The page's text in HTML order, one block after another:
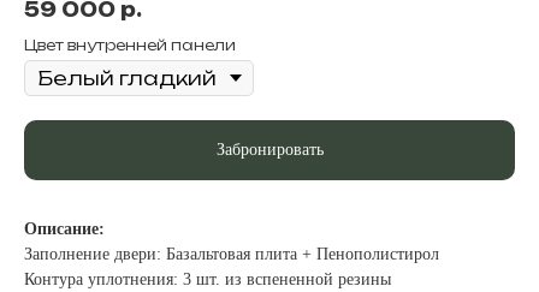
59 000 р.
Цвет внутренней панели
Забронировать
Описание:
Заполнение двери: Базальтовая плита + Пенополистирол
Контура уплотнения: 3 шт. из вспененной резины